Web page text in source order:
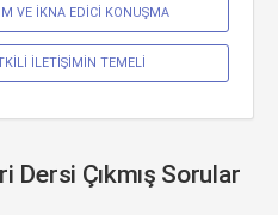
VE İKNA EDİCİ KONUŞMA
İLETİŞİMİN TEMELİ
Dersi Çıkmış Sorular